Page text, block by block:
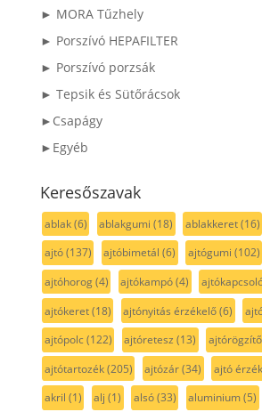
► MORA Tűzhely
► Porszívó HEPAFILTER
► Porszívó porzsák
► Tepsik és Sütőrácsok
►Csapágy
►Egyéb
Keresőszavak
ablak(6) ablakgumi (18) ablakkeret(16)
ajtó(137) ajtóbimetál (6) ajtógumi (102)
ajtóhorog(4) ajtókampó(4)
ajtókeret(18) ajtónyitás érzékelő(6)
ajtópolc(122) ajtóretesz (13) ajtórögzítő
ajtótartozék(205) ajtózár(34) ajtó
akril (1) alj (1) alsó(33) aluminium(5)